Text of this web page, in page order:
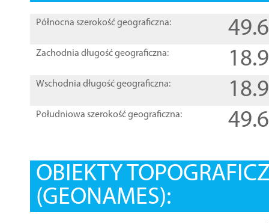
Północna szerokość geograficzna:
Zachodnia długość geograficzna:
Wschodnia długość geograficzna:
Południowa szerokość geograficzna:
OBIEKTY
(GEONAMES):